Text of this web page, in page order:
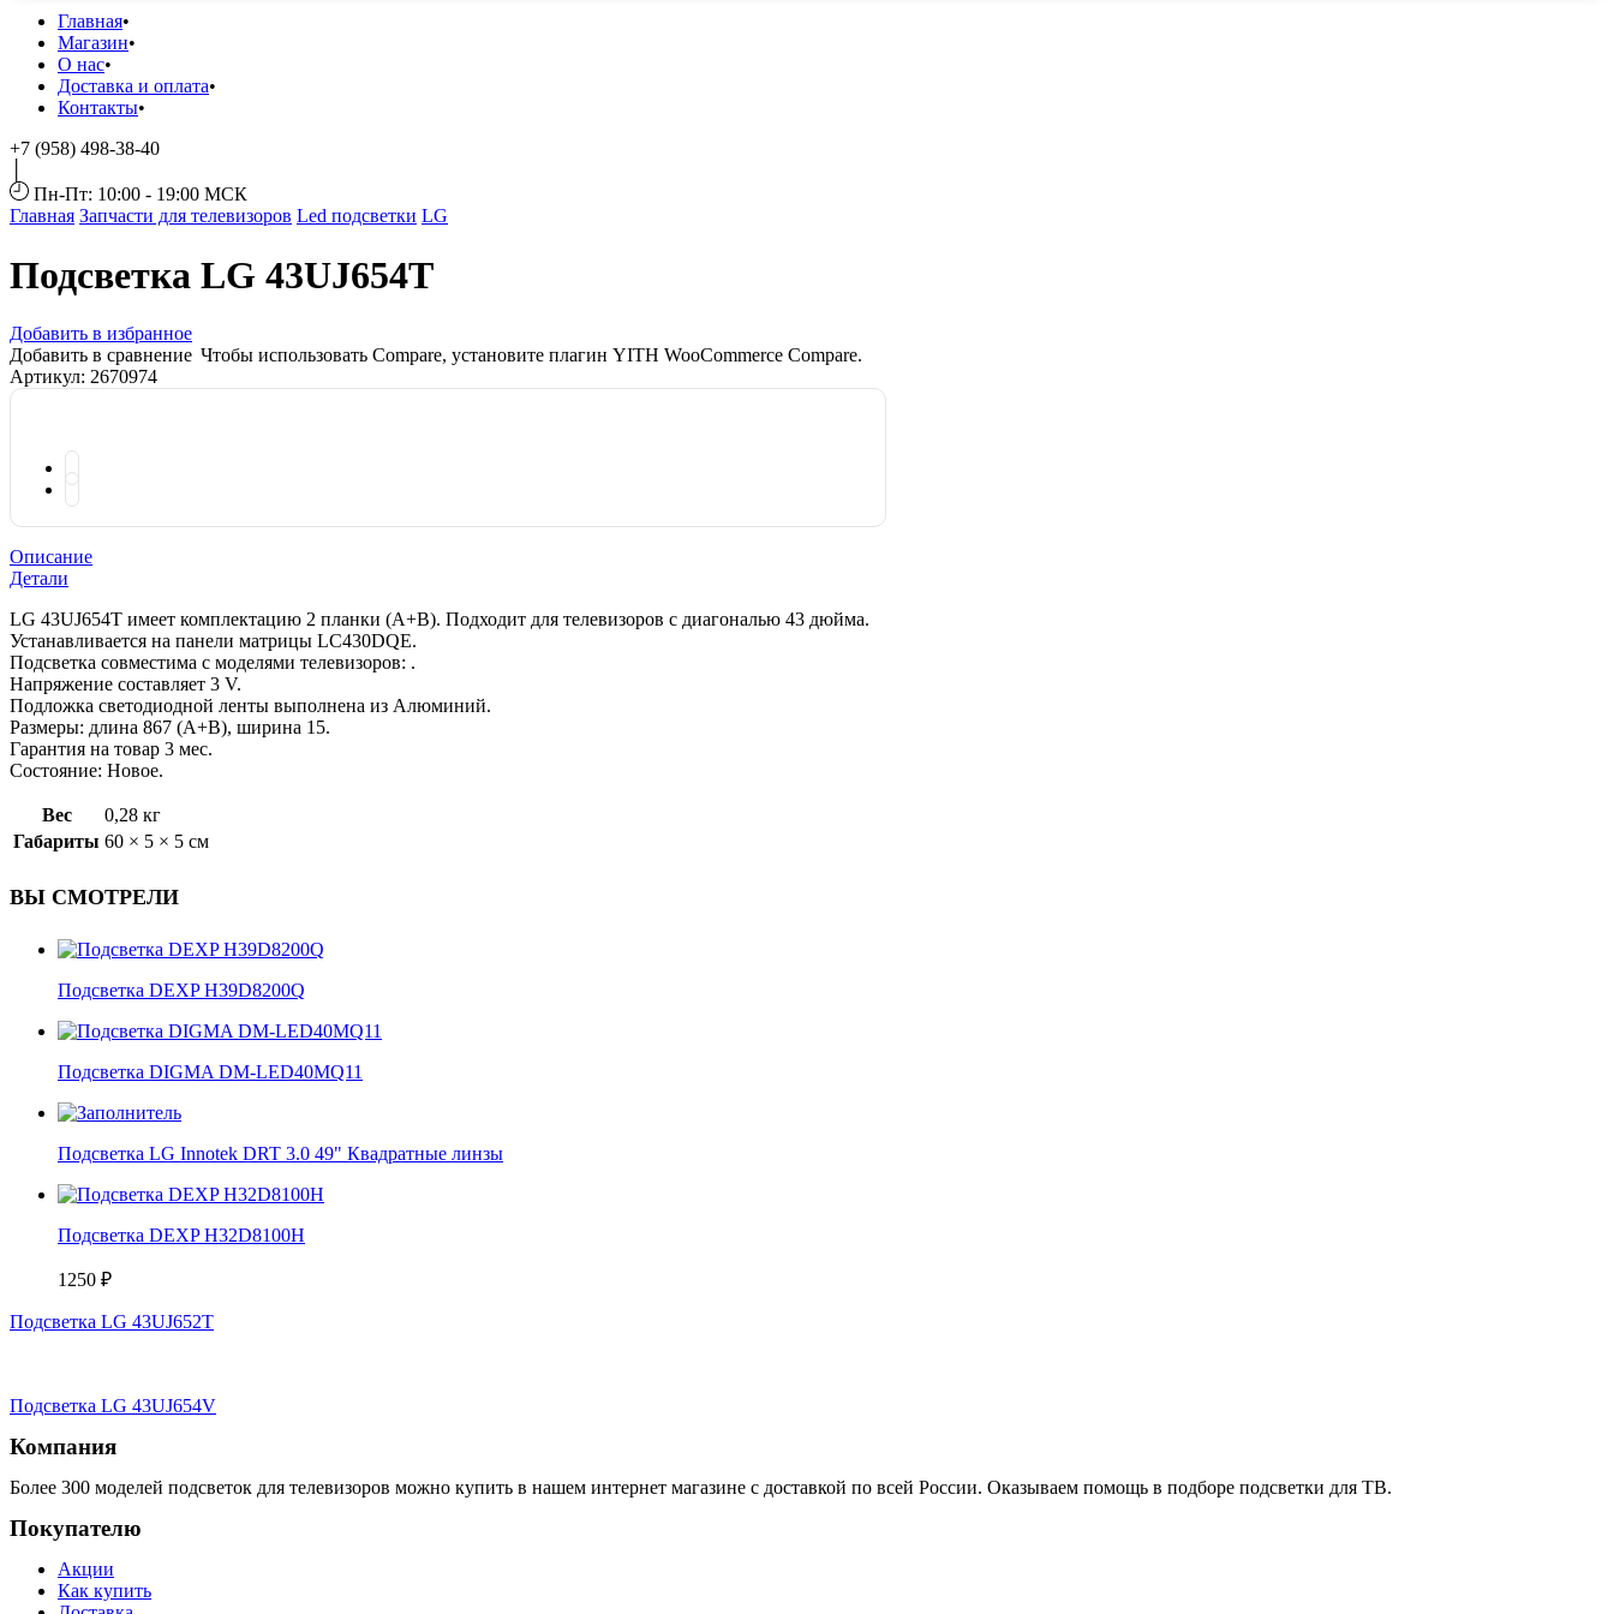
Главная
Магазин
О нас
Доставка и оплата
Контакты
+7 (958) 498-38-40
Пн-Пт: 10:00 - 19:00 МСК
Главная Запчасти для телевизоров Led подсветки LG
Подсветка LG 43UJ654T
Добавить в избранное
Добавить в сравнение Чтобы использовать Compare, установите плагин YITH WooCommerce Compare.
Артикул: 2670974
Описание
Детали
LG 43UJ654T имеет комплектацию 2 планки (A+B). Подходит для телевизоров с диагональю 43 дюйма.
Устанавливается на панели матрицы LC430DQE.
Подсветка совместима с моделями телевизоров: .
Напряжение составляет 3 V.
Подложка светодиодной ленты выполнена из Алюминий.
Размеры: длина 867 (A+B), ширина 15.
Гарантия на товар 3 мес.
Состояние: Новое.
Вес
0,28 кг
Габариты 60 × 5 × 5 см
ВЫ СМОТРЕЛИ
Подсветка DEXP H39D8200Q
Подсветка DIGMA DM-LED40MQ11
Подсветка LG Innotek DRT 3.0 49" Квадратные линзы
Подсветка DEXP H32D8100H
1250 ₽
Подсветка LG 43UJ652T
Подсветка LG 43UJ654V
Компания
Более 300 моделей подсветок для телевизоров можно купить в нашем интернет магазине с доставкой по всей России. Оказываем помощь в подборе подсветки для ТВ.
Покупателю
Акции
Как купить